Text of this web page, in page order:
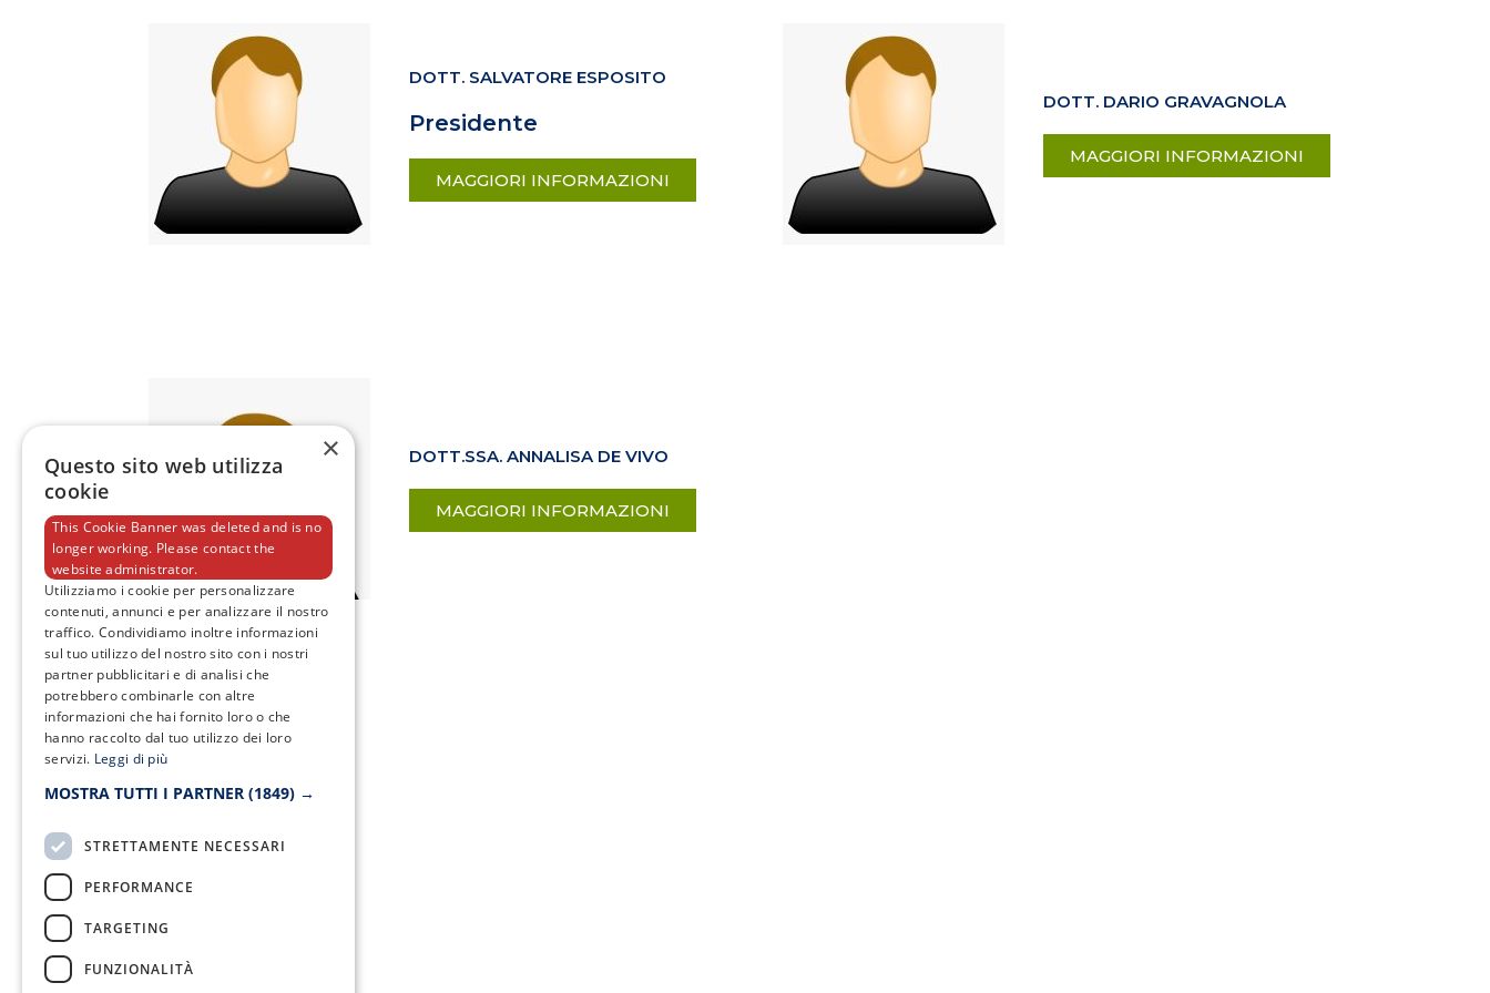
DOTT. SALVATORE ESPOSITO
Presidente
MAGGIORI INFORMAZIONI
DOTT. DARIO GRAVAGNOLA
MAGGIORI INFORMAZIONI
DOTT.SSA. ANNALISA DE VIVO
MAGGIORI INFORMAZIONI
×
Questo sito web utilizza
cookie
This Cookie Banner was deleted and is no
longer working. Please contact the
website administrator.
Utilizziamo i cookie per personalizzare
contenuti, annunci e per analizzare il nostro
traffico. Condividiamo inoltre informazioni
sul tuo utilizzo del nostro sito con i nostri
partner pubblicitari e di analisi che
potrebbero combinarle con altre
informazioni che hai fornito loro o che
hanno raccolto dal tuo utilizzo dei loro
servizi. Leggi di più
MOSTRA TUTTI I PARTNER (1849) →
STRETTAMENTE NECESSARI
PERFORMANCE
TARGETING
FUNZIONALITÀ